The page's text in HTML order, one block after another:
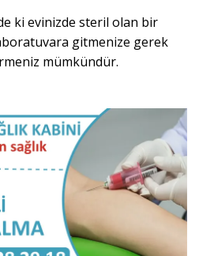
ki evinizde steril olan bir
gitmenize gerek
mümkündür.